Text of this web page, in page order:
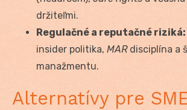
držiteľmi.
Regulačné a reputačné riziká:
insider politika, MARdisciplína a
manažmentu.
Alternatívy pre